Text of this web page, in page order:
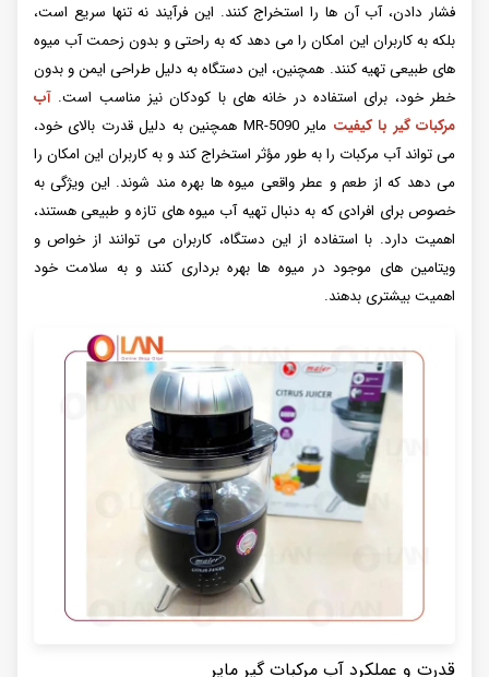
فشار دادن، آب آن ها را استخراج کنند. این فرآیند نه تنها سریع است،
بلکه به کاربران این امکان را می دهد که به راحتی و بدون زحمت آب میوه
های طبیعی تهیه کنند. همچنین، این دستگاه به دلیل طراحی ایمن و بدون
خطر خود، برای استفاده در خانه های با کودکان نیز مناسب است. آب
مرکبات گیر با کیفیت
مایر MR-5090 همچنین به دلیل قدرت بالای خود،
می تواند آب مرکبات را به طور مؤثر استخراج کند و به کاربران این امکان را
می دهد که از طعم و عطر واقعی میوه ها بهره مند شوند. این ویژگی به
خصوص برای افرادی که به دنبال تهیه آب میوه های تازه و طبیعی هستند،
اهمیت دارد. با استفاده از این دستگاه، کاربران می توانند از خواص و
ویتامین های موجود در میوه ها بهره برداری کنند و به سلامت خود
اهمیت بیشتری بدهند.
قدرت و عملکرد آب مرکبات گیر مایر